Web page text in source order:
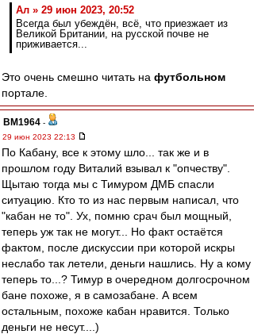
Ал » 29 июн 2023, 20:52
Всегда был убеждён, всё, что приезжает из
Великой Британии, на русской почве не
приживается...
Это очень смешно читать на футбольном
портале.
BM1964 -
29 июн 2023 22:13
По Кабану, все к этому шло... так же и в
прошлом году Виталий взывал к "опчеству".
Щытаю тогда мы с Тимуром ДМБ спасли
ситуацию. Кто то из нас первым написал, что
"кабан не то". Ух, помню срач был мощный,
теперь уж так не могут... Но факт остаётся
фактом, после дискуссии при которой искры
неслабо так летели, деньги нашлись. Ну а кому
теперь то...? Тимур в очередном долгосрочном
бане похоже, я в самозабане. А всем
остальным, похоже кабан нравится. Только
деньги не несут....)